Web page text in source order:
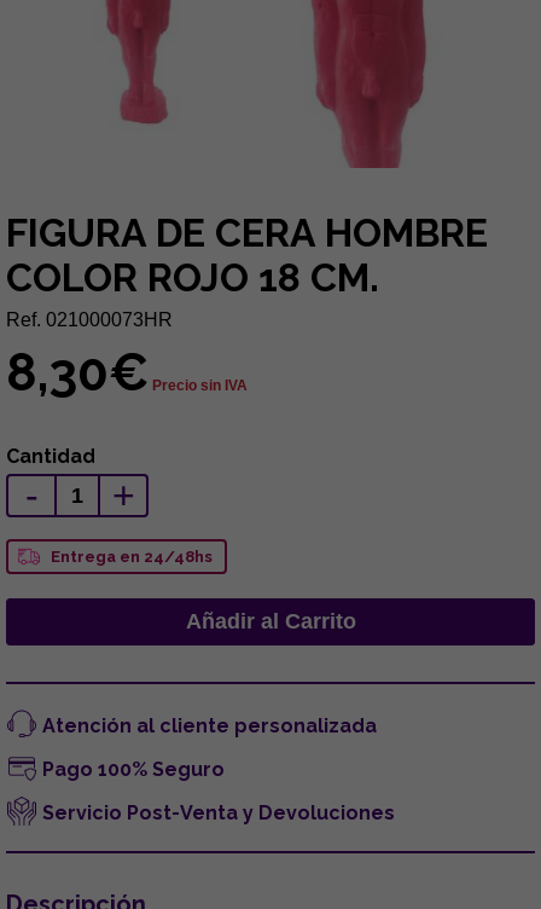
FIGURA DE CERA HOMBRE
COLOR ROJO 18 CM.
Ref. 021000073HR
8,30€ Precio sin IVA
Cantidad
- +
Entrega en 24/48hs
Atención al cliente personalizada
Pago 100% Seguro
Servicio Post-Venta y Devoluciones